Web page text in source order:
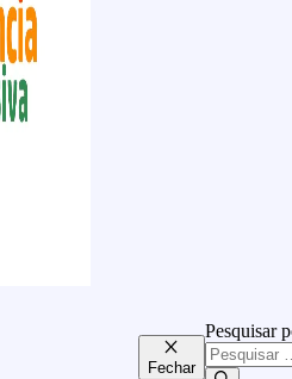
Fechar
Pesquisar